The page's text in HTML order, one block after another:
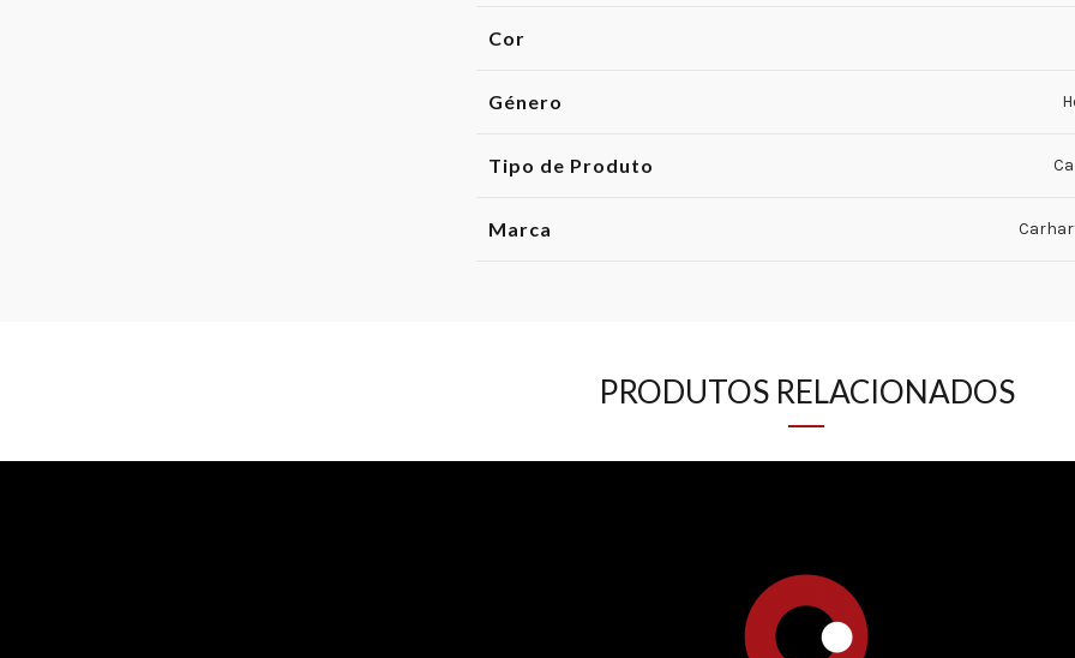
Cor
Género
Tipo de Produto
Marca
PRODUTOS RELACIONADOS